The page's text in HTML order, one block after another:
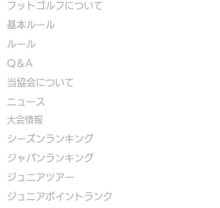
フットゴルフについて
基本ルール
ルール
Q＆A
​当協会について
​ニュース
大会情報
シーズンランキング
ジャパンランキング
ジュニアツアー
ジュニアポイントランク